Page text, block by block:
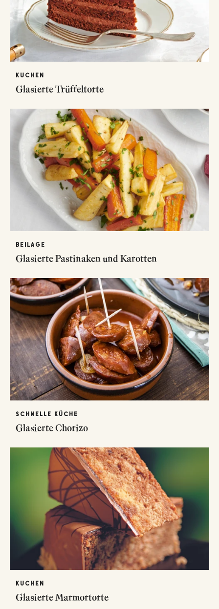
KUCHEN
Glasierte Trüffeltorte
BEILAGE
Glasierte Pastinaken und Karotten
SCHNELLE KÜCHE
Glasierte Chorizo
KUCHEN
Glasierte Marmortorte